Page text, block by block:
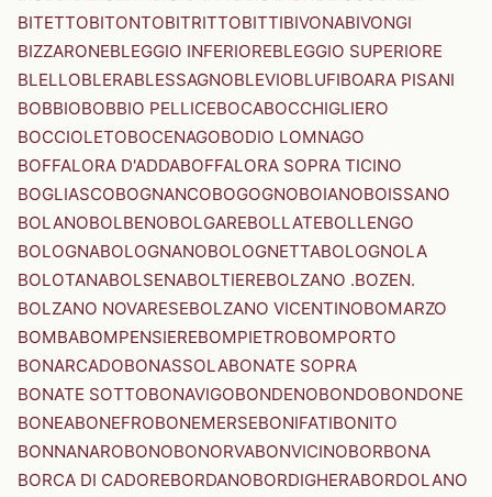
BITETTOBITONTOBITRITTOBITTIBIVONABIVONGI
BIZZARONEBLEGGIO INFERIOREBLEGGIO SUPERIORE
BLELLOBLERABLESSAGNOBLEVIOBLUFIBOARA PISANI
BOBBIOBOBBIO PELLICEBOCABOCCHIGLIERO
BOCCIOLETOBOCENAGOBODIO LOMNAGO
BOFFALORA D'ADDABOFFALORA SOPRA TICINO
BOGLIASCOBOGNANCOBOGOGNOBOIANOBOISSANO
BOLANOBOLBENOBOLGAREBOLLATEBOLLENGO
BOLOGNABOLOGNANOBOLOGNETTABOLOGNOLA
BOLOTANABOLSENABOLTIEREBOLZANO .BOZEN.
BOLZANO NOVARESEBOLZANO VICENTINOBOMARZO
BOMBABOMPENSIEREBOMPIETROBOMPORTO
BONARCADOBONASSOLABONATE SOPRA
BONATE SOTTOBONAVIGOBONDENOBONDOBONDONE
BONEABONEFROBONEMERSEBONIFATIBONITO
BONNANAROBONOBONORVABONVICINOBORBONA
BORCA DI CADOREBORDANOBORDIGHERABORDOLANO